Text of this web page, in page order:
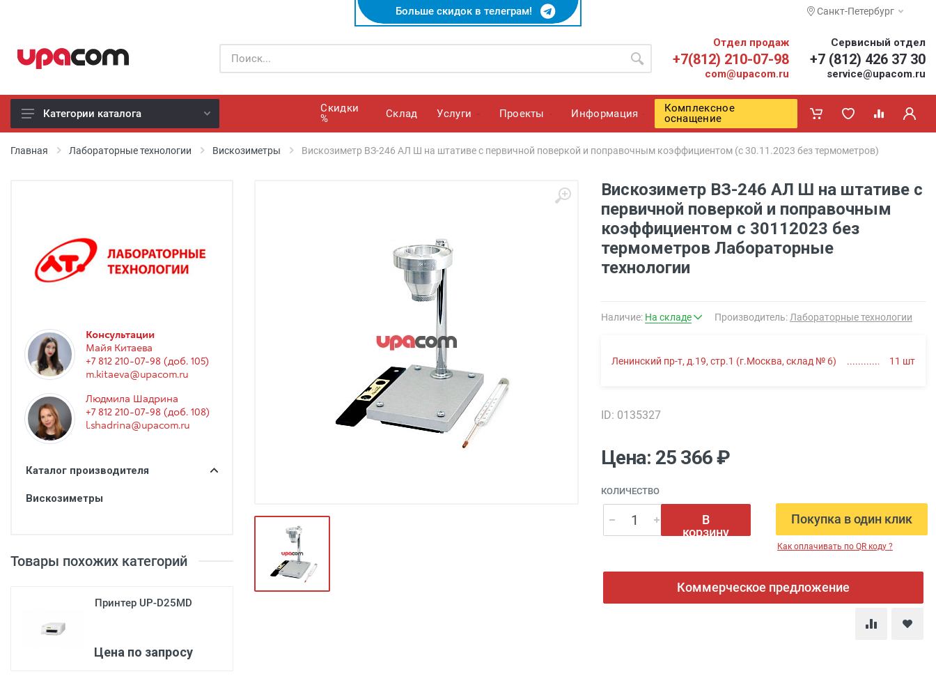
Больше скидок в телеграм! Санкт-Петербург
Отдел продаж
+7(812) 210-07-98
com@upacom.ru
Сервисный отдел
+7 (812) 426 37 30
service@upacom.ru
Б/У оборудование
Реанимация
Неонатология
Эндоскопия
Функциональная диагностика
Урология
Дезинфекция и стерилизация
Вспомогательное оборудование
Медицинская мебель
Категории каталога
Скидки
%
Cклад Услуги Проекты Информация
Комплексное
оснащение
Главная Лабораторные технологии Вискозиметры Вискозиметр ВЗ-246 АЛ Ш на штативе с первичной поверкой и поправочным коэффициентом (с 30.11.2023 без термометров)
Консультации
Майя Китаева
+7 812 210-07-98 (доб. 105)
m.kitaeva@upacom.ru
Людмила Шадрина
+7 812 210-07-98 (доб. 108)
l.shadrina@upacom.ru
Каталог производителя
Вискозиметры
Товары похожих категорий
Принтер UP-D25MD
Цена по запросу
Вискозиметр ВЗ-246 АЛ Ш на штативе с
первичной поверкой и поправочным
коэффициентом с 30112023 без
термометров Лабораторные
технологии
Наличие: На складе Производитель: Лабораторные технологии
Ленинский пр-т, д.19, стр.1 (г.Москва, склад № 6) 11 шт
ID: 0135327
Цена: 25 366 ₽
КОЛИЧЕСТВО
В
корзину
Покупка в один клик
Как оплачивать по QR коду ?
Коммерческое предложение